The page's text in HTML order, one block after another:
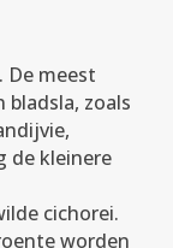
De meest
zoals
de kleinere
cichorei.
worden